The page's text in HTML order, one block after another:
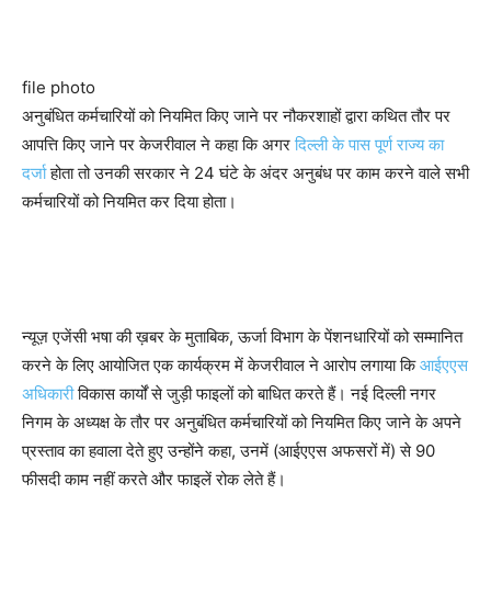
file photo
अनुबंधित कर्मचारियों को नियमित किए जाने पर नौकरशाहों द्वारा कथित तौर पर
आपत्ति किए जाने पर केजरीवाल ने कहा कि अगरदिल्ली के पास पूर्ण राज्य का
दर्जाहोता तो उनकी सरकार ने 24 घंटे के अंदर अनुबंध पर काम करने वाले सभी
कर्मचारियों को नियमित कर दिया होता।
न्यूज़ एजेंसी भषा की ख़बर के मुताबिक, ऊर्जा विभाग के पेंशनधारियों को सम्मानित
करने के लिए आयोजित एक कार्यक्रम में केजरीवाल ने आरोप लगाया किआईएएस
अधिकारीविकास कार्यों से जुड़ी फाइलों को बाधित करते हैं। नई दिल्ली नगर
निगम के अध्यक्ष के तौर पर अनुबंधित कर्मचारियों को नियमित किए जाने के अपने
प्रस्ताव का हवाला देते हुए उन्होंने कहा, उनमें (आईएएस अफसरों में) से 90
फीसदी काम नहीं करते और फाइलें रोक लेते हैं।